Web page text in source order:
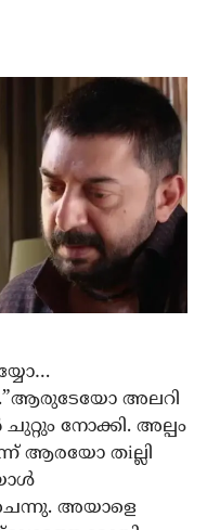
അലറി
നോക്കി. അല്പം
ആരയോ തiല്ലി
അയാളെ